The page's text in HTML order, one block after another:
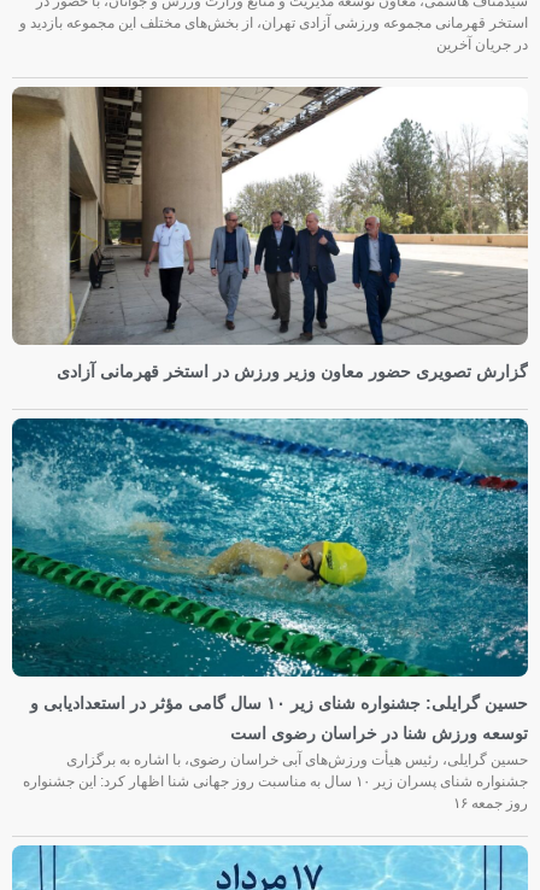
سیدمناف هاشمی، معاون توسعه مدیریت و منابع وزارت ورزش و جوانان، با حضور در
استخر قهرمانی مجموعه ورزشی آزادی تهران، از بخش‌های مختلف این مجموعه بازدید و
در جریان آخرین
گزارش تصویری حضور معاون وزیر ورزش در استخر قهرمانی آزادی
حسین گرایلی: جشنواره شنای زیر ۱۰ سال گامی مؤثر در استعدادیابی و
توسعه ورزش شنا در خراسان رضوی است
حسین گرایلی، رئیس هیأت ورزش‌های آبی خراسان رضوی، با اشاره به برگزاری
جشنواره شنای پسران زیر ۱۰ سال به مناسبت روز جهانی شنا اظهار کرد: این جشنواره
روز جمعه‌ ۱۶